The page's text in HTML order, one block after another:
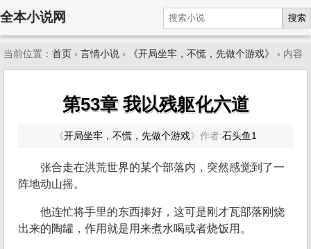
全本小说网 搜索
当前位置： 首页 › 言情小说 › 《开局坐牢，不慌，先做个游戏》 › 内容
第53章 我以残躯化六道
《开局坐牢，不慌，先做个游戏》 作者:石头鱼1
张合走在洪荒世界的某个部落内，突然感觉到了一
阵地动山摇。
他连忙将手里的东西捧好，这可是刚才瓦部落刚烧
出来的陶罐，作用就是用来煮水喝或者烧饭用。